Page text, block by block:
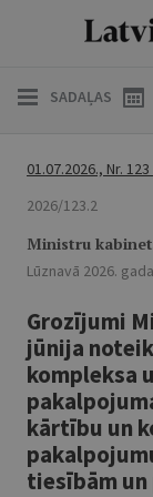
SADAĻAS
01.07.2026., Nr. 123
2026/123.2
Ministru
Lūznavā 2026.
Grozījumi
jūnija
kompleksa
kārtību un
tiesībām